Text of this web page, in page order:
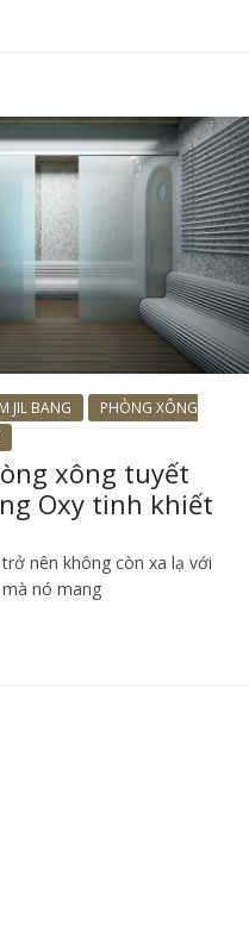
JIL BANG
PHÒNG XÔNG
xông tuyết
Oxy tinh khiết
nên không còn xa lạ với
nó mang